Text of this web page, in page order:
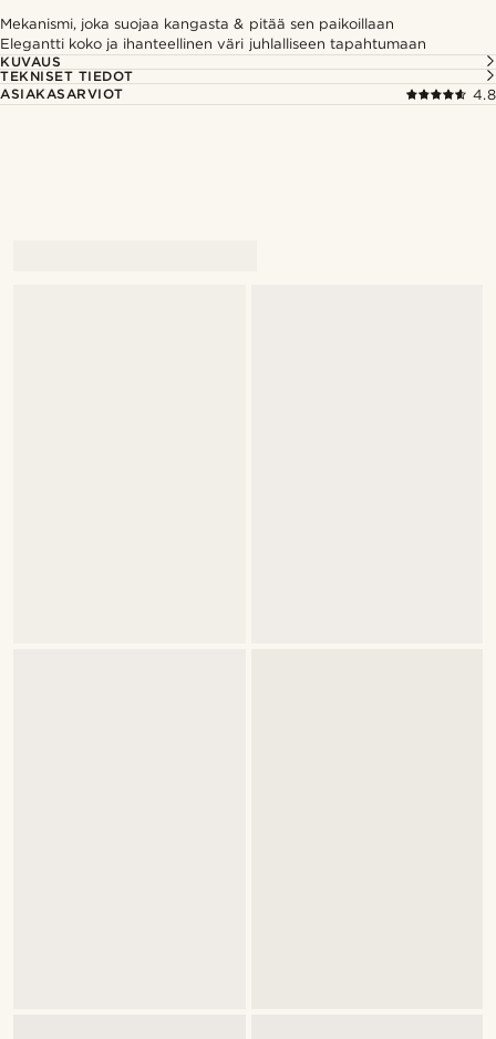
Mekanismi, joka suojaa kangasta & pitää sen paikoillaan
Elegantti koko ja ihanteellinen väri juhlalliseen tapahtumaan
KUVAUS
TEKNISET TIEDOT
ASIAKASARVIOT
4.8